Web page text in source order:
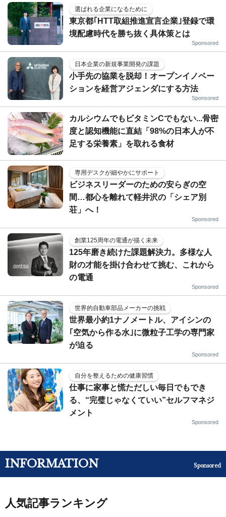
選ばれる企業になるために
東京都｢HTT取組推進宣言企業｣登録で環
境配慮時代を勝ち抜く具体策とは
Sponsored
日本企業の新規事業開発の課題
小手先の協業を脱却！オープンイノベー
ションを経営アジェンダにする方法
Sponsored
カルシウムでもビタミンCでもない...骨密
度と認知機能に直結「98%の日本人が不
足する栄養素」を取れる食材
専用デスクが細やかにサポート
ビジネスリーダーのための安らぎの空
間…都心を離れて軽井沢の「シェア別
荘」へ！
Sponsored
創業125周年の電通が描く未来
125年磨き続けた課題解決力。多様な人
財の才能を掛け合わせて挑む、これから
の電通
Sponsored
世界的自動車部品メーカーの挑戦
世界最小約1ナノメートル、アイシンの
｢空気から作る水｣に微粒子工学の専門家
が迫る
Sponsored
自分を整えるための健康習慣
仕事に家事と慌ただしい毎日でもでき
る、“完璧じゃなくていい”セルフマネジ
メント
Sponsored
INFORMATION Sponsored
人気記事ランキング